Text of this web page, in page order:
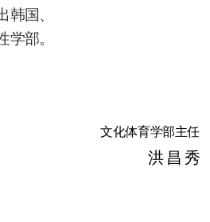
韩国、
学部。
文化体育学部主任
洪 昌 秀